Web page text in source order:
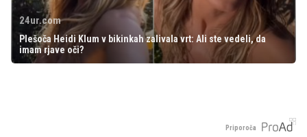
24ur.com
Plešoča Heidi Klum v bikinkah zalivala vrt: Ali ste vedeli, da
imam rjave oči?
Priporoča